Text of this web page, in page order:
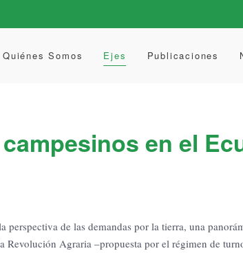
Quiénes Somos Ejes Publicaciones
en el
perspectiva de las demandas por la tierra, una
Revolución Agraria –propuesta por el régimen de